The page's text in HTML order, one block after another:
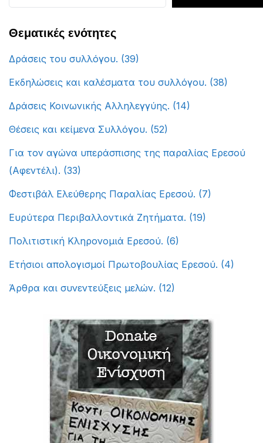
Θεματικές ενότητες
Δράσεις του συλλόγου. (39)
Εκδηλώσεις και καλέσματα του συλλόγου. (38)
Δράσεις Κοινωνικής Αλληλεγγύης. (14)
Θέσεις και κείμενα Συλλόγου. (52)
Για τον αγώνα υπεράσπισης της παραλίας Ερεσού
(Αφεντέλι). (33)
Φεστιβάλ Ελεύθερης Παραλίας Ερεσού. (7)
Ευρύτερα Περιβαλλοντικά Ζητήματα. (19)
Πολιτιστική Κληρονομιά Ερεσού. (6)
Ετήσιοι απολογισμοί Πρωτοβουλίας Ερεσού. (4)
Άρθρα και συνεντεύξεις μελών. (12)